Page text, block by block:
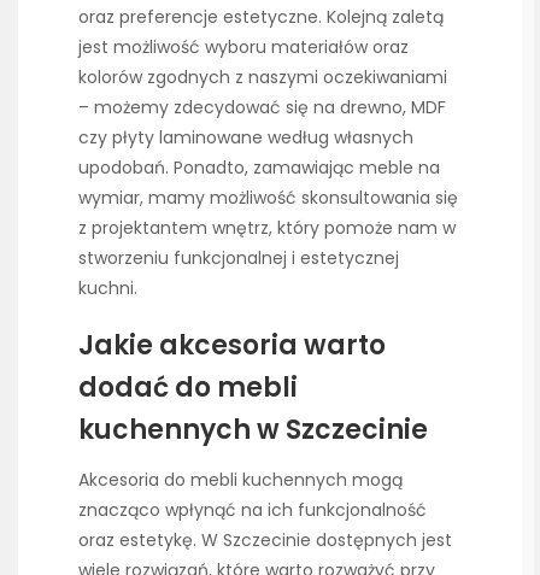
oraz preferencje estetyczne. Kolejną zaletą
jest możliwość wyboru materiałów oraz
kolorów zgodnych z naszymi oczekiwaniami
– możemy zdecydować się na drewno, MDF
czy płyty laminowane według własnych
upodobań. Ponadto, zamawiając meble na
wymiar, mamy możliwość skonsultowania się
z projektantem wnętrz, który pomoże nam w
stworzeniu funkcjonalnej i estetycznej
kuchni.
Jakie akcesoria warto
dodać do mebli
kuchennych w Szczecinie
Akcesoria do mebli kuchennych mogą
znacząco wpłynąć na ich funkcjonalność
oraz estetykę. W Szczecinie dostępnych jest
wiele rozwiązań, które warto rozważyć przy